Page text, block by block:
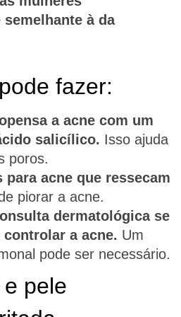
à da
fazer:
a acne com um
salicílico. Isso ajuda
poros.
acne que ressecam
piorar a acne.
dermatológica se
a acne. Um
pode ser necessário.
pele